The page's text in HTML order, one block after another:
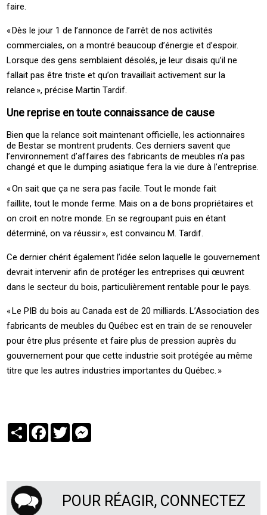
faire.
« ­Dès le jour 1 de l’annonce de l’arrêt de nos activités
commerciales, on a montré beaucoup d’énergie et d’espoir.
Lorsque des gens semblaient désolés, je leur disais qu’il ne
fallait pas être triste et qu’on travaillait activement sur la
relance », précise ­Martin ­Tardif.
Une reprise en toute connaissance de cause
Bien que la relance soit maintenant officielle, les actionnaires
de ­Bestar se montrent prudents. Ces derniers savent que
l’environnement d’affaires des fabricants de meubles n’a pas
changé et que le dumping asiatique fera la vie dure à l’entreprise.
« ­On sait que ça ne sera pas facile. Tout le monde fait
faillite, tout le monde ferme. Mais on a de bons propriétaires et
on croit en notre monde. En se regroupant puis en étant
déterminé, on va réussir », est convaincu M. Tardif.
Ce dernier chérit également l’idée selon laquelle le gouvernement
devrait intervenir afin de protéger les entreprises qui œuvrent
dans le secteur du bois, particulièrement rentable pour le pays.
« ­Le ­PIB du bois au ­Canada est de 20 milliards. L’Association des
fabricants de meubles du ­Québec est en train de se renouveler
pour être plus présente et faire plus de pression auprès du
gouvernement pour que cette industrie soit protégée au même
titre que les autres industries importantes du ­Québec. »
PartagerFacebook
Twitter
POUR RÉAGIR, CONNECTEZ